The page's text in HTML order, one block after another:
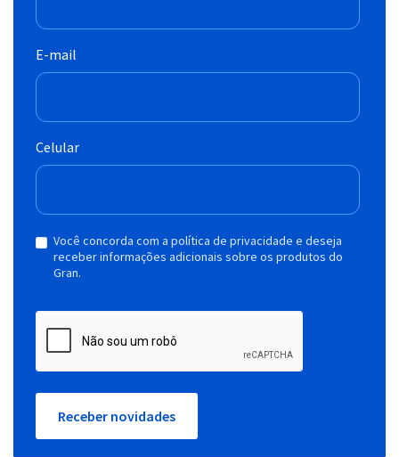
E-mail
Celular
Você concorda com a política de privacidade e deseja
receber informações adicionais sobre os produtos do
Gran.
Receber novidades